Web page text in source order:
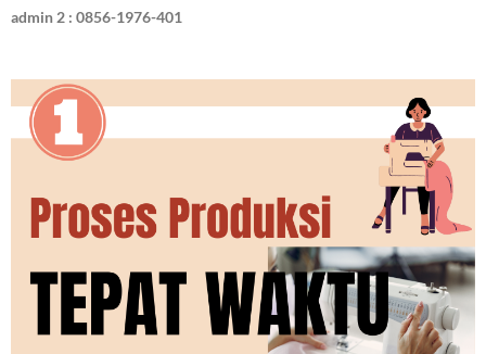
admin 2 : 0856-1976-401